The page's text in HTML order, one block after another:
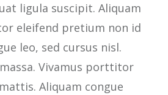
ligula suscipit. Aliquam
eleifend pretium non id
leo, sed cursus nisl.
Vivamus porttitor
Aliquam congue